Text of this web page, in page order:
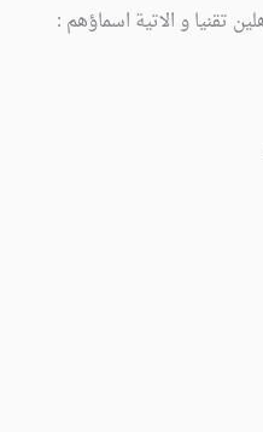
تقنيا و الاتية اسماؤهم :